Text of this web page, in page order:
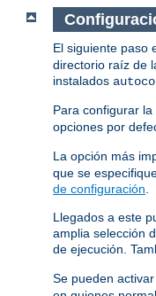
El siguiente paso
directorio raíz de
instalados
Para configurar
opciones por
La opción más
que se
de configuración.
Llegados a este
amplia selección
de ejecución.
Se pueden